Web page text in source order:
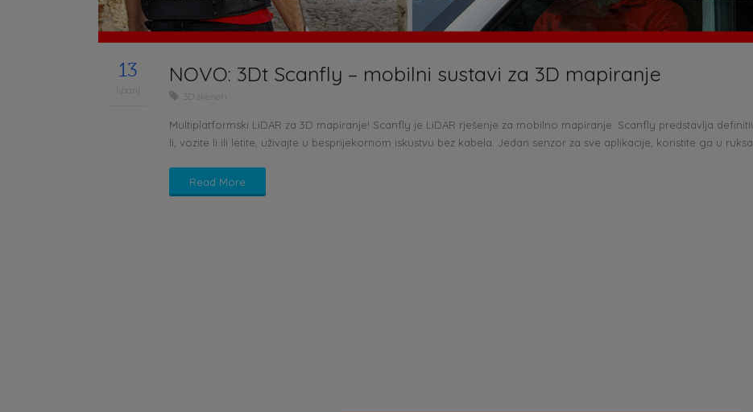
13
lipanj
NOVO: 3Dt Scanfly – mobilni sustavi za 3D mapiranje
3D skeneri
Multiplatformski LiDAR za 3D mapiranje! Scanfly je LiDAR rješenje za mobilno mapiranje. Scanfly predstavlja
li, vozite li ili letite, uživajte u besprijekornom iskustvu bez kabela. Jedan senzor za sve aplikacije, koristite ga u
Read More